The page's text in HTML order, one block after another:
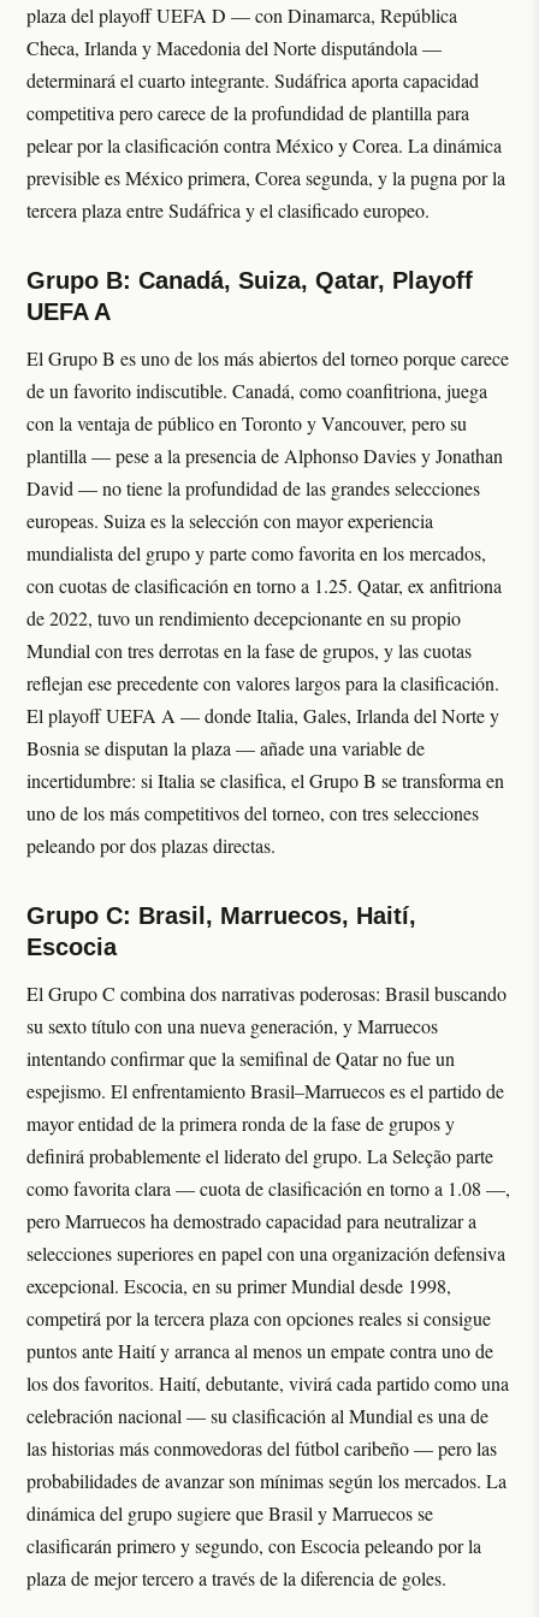
plaza del playoff UEFA D — con Dinamarca, República
Checa, Irlanda y Macedonia del Norte disputándola —
determinará el cuarto integrante. Sudáfrica aporta capacidad
competitiva pero carece de la profundidad de plantilla para
pelear por la clasificación contra México y Corea. La dinámica
previsible es México primera, Corea segunda, y la pugna por la
tercera plaza entre Sudáfrica y el clasificado europeo.
Grupo B: Canadá, Suiza, Qatar, Playoff
UEFA A
El Grupo B es uno de los más abiertos del torneo porque carece
de un favorito indiscutible. Canadá, como coanfitriona, juega
con la ventaja de público en Toronto y Vancouver, pero su
plantilla — pese a la presencia de Alphonso Davies y Jonathan
David — no tiene la profundidad de las grandes selecciones
europeas. Suiza es la selección con mayor experiencia
mundialista del grupo y parte como favorita en los mercados,
con cuotas de clasificación en torno a 1.25. Qatar, ex anfitriona
de 2022, tuvo un rendimiento decepcionante en su propio
Mundial con tres derrotas en la fase de grupos, y las cuotas
reflejan ese precedente con valores largos para la clasificación.
El playoff UEFA A — donde Italia, Gales, Irlanda del Norte y
Bosnia se disputan la plaza — añade una variable de
incertidumbre: si Italia se clasifica, el Grupo B se transforma en
uno de los más competitivos del torneo, con tres selecciones
peleando por dos plazas directas.
Grupo C: Brasil, Marruecos, Haití,
Escocia
El Grupo C combina dos narrativas poderosas: Brasil buscando
su sexto título con una nueva generación, y Marruecos
intentando confirmar que la semifinal de Qatar no fue un
espejismo. El enfrentamiento Brasil–Marruecos es el partido de
mayor entidad de la primera ronda de la fase de grupos y
definirá probablemente el liderato del grupo. La Seleção parte
como favorita clara — cuota de clasificación en torno a 1.08 —,
pero Marruecos ha demostrado capacidad para neutralizar a
selecciones superiores en papel con una organización defensiva
excepcional. Escocia, en su primer Mundial desde 1998,
competirá por la tercera plaza con opciones reales si consigue
puntos ante Haití y arranca al menos un empate contra uno de
los dos favoritos. Haití, debutante, vivirá cada partido como una
celebración nacional — su clasificación al Mundial es una de
las historias más conmovedoras del fútbol caribeño — pero las
probabilidades de avanzar son mínimas según los mercados. La
dinámica del grupo sugiere que Brasil y Marruecos se
clasificarán primero y segundo, con Escocia peleando por la
plaza de mejor tercero a través de la diferencia de goles.